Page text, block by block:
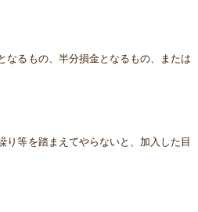
るもの、半分損金となるもの、または
り等を踏まえてやらないと、加入した目